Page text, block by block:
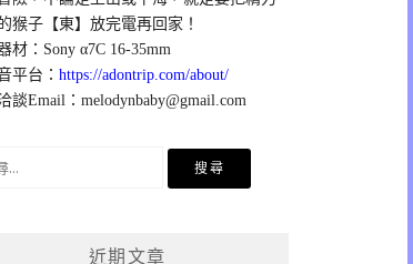
猴子【東】放完電再回家！
材：Sony α7C 16-35mm
平台：https://adontrip.com/about/
談Email：melodynbaby@gmail.com
近期文章